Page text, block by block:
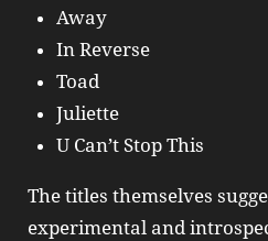
Away
In Reverse
Toad
Juliette
U Can’t Stop This
The titles themselves
experimental and